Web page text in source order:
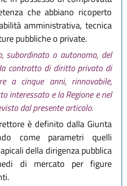
che abbiano ricoperto
amministrativa, tecnica
pubbliche o private.
subordinato o autonomo, del
contratto di diritto privato di
a cinque anni, rinnovabile,
interessato e la Regione e nel
dal presente articolo.
è definito dalla Giunta
come parametri quelli
della dirigenza pubblica
di mercato per figure